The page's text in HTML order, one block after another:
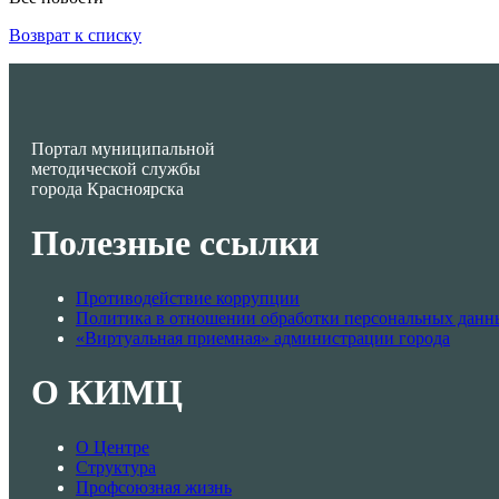
Возврат к списку
Портал муниципальной
методической службы
города Красноярска
Полезные ссылки
Противодействие коррупции
Политика в отношении обработки персональных
«Виртуальная приемная» администрации города
О КИМЦ
О Центре
Структура
Профсоюзная жизнь